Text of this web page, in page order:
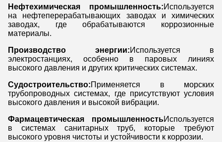
Нефтехимическая промышленность:Используется
на нефтеперерабатывающих заводах и химических
заводах, где обрабатываются коррозионные
материалы.
Производство энергии:Используется в
электростанциях, особенно в паровых линиях
высокого давления и других критических системах.
Судостроительство: Применяется в морских
трубопроводных системах, где присутствуют условия
высокого давления и высокой вибрации.
Фармацевтическая промышленностьИспользуется
в системах санитарных труб, которые требуют
высокого уровня чистоты и устойчивости к коррозии.